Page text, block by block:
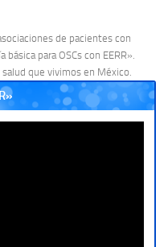
de pacientes con
para OSCs con EERR».
que vivimos en México.